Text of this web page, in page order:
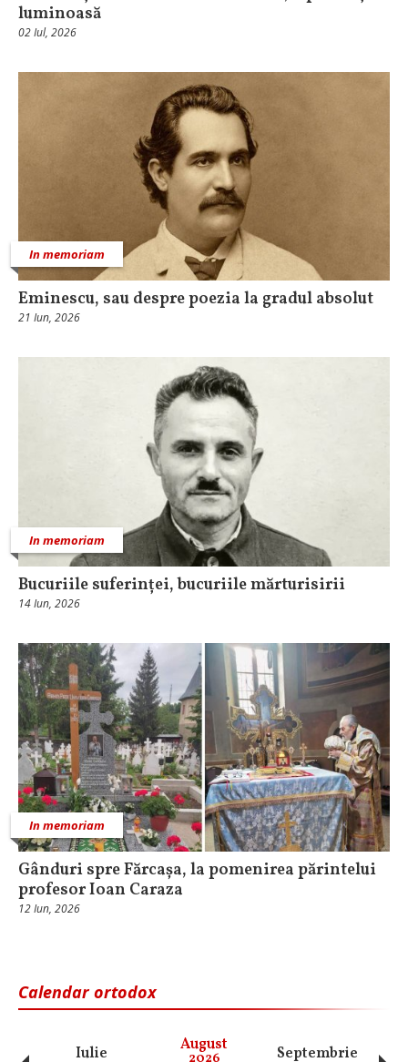
luminoasă
02 Iul, 2026
In memoriam
Eminescu, sau despre poezia la gradul absolut
21 Iun, 2026
In memoriam
Bucuriile suferinței, bucuriile mărturisirii
14 Iun, 2026
In memoriam
Gânduri spre Fărcașa, la pomenirea părintelui
profesor Ioan Caraza
12 Iun, 2026
Calendar ortodox
Iulie August Septembrie